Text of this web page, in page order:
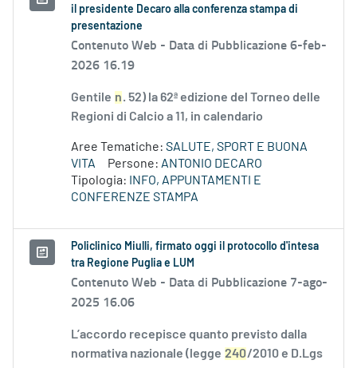
il presidente Decaro alla conferenza stampa di
presentazione
Contenuto Web - Data di Pubblicazione 6-feb-
2026 16.19
Gentile n. 52) la 62ª edizione del Torneo delle
Regioni di Calcio a 11, in calendario
Aree Tematiche: SALUTE, SPORT E BUONA
VITA
Persone: ANTONIO DECARO
Tipologia:
INFO, APPUNTAMENTI E
CONFERENZE STAMPA
Policlinico Miulli, firmato oggi il protocollo d'intesa
tra Regione Puglia e LUM
Contenuto Web - Data di Pubblicazione 7-ago-
2025 16.06
L’accordo recepisce quanto previsto dalla
normativa nazionale (legge 240/2010 e D.Lgs